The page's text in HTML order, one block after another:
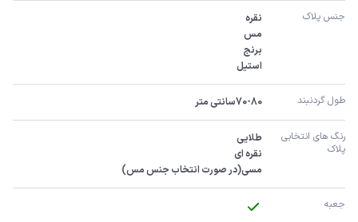
جنس پلاک
استیل
طول گردنبند 70-80سانتی متر
پلاک
مسی(در صورت انتخاب جنس مس)
جعبه